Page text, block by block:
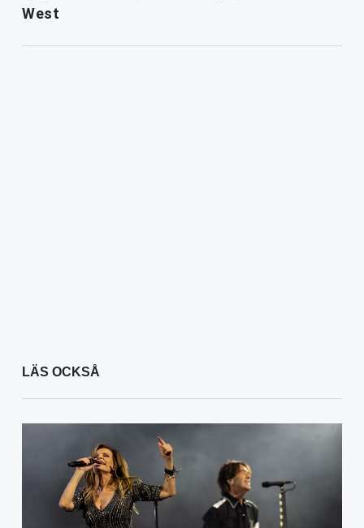
West
LÄS OCKSÅ